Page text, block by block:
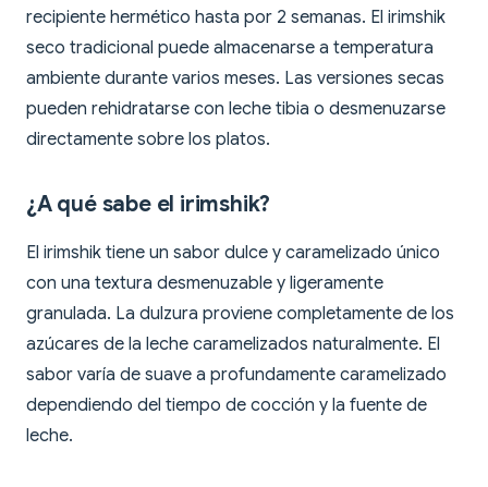
recipiente hermético hasta por 2 semanas. El irimshik
seco tradicional puede almacenarse a temperatura
ambiente durante varios meses. Las versiones secas
pueden rehidratarse con leche tibia o desmenuzarse
directamente sobre los platos.
¿A qué sabe el irimshik?
El irimshik tiene un sabor dulce y caramelizado único
con una textura desmenuzable y ligeramente
granulada. La dulzura proviene completamente de los
azúcares de la leche caramelizados naturalmente. El
sabor varía de suave a profundamente caramelizado
dependiendo del tiempo de cocción y la fuente de
leche.